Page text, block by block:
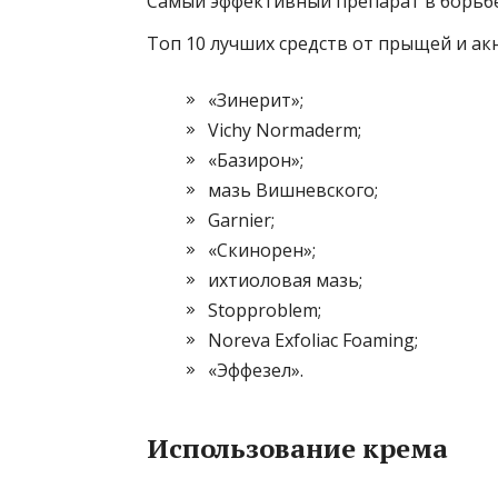
Топ 10 лучших средств от прыщей и
«Зинерит»;
Vichy Normaderm;
«Базирон»;
мазь Вишневского;
Garnier;
«Скинорен»;
ихтиоловая мазь;
Stopproblem;
Noreva Exfoliac Foaming;
«Эффезел».
Использование крема